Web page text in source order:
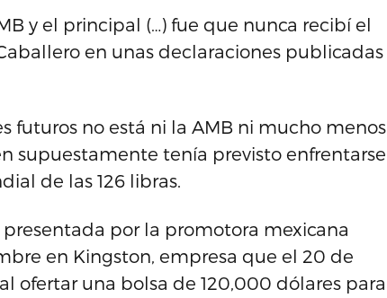
y el principal (…) fue que nunca recibí el
en unas declaraciones publicadas
futuros no está ni la AMB ni mucho menos
supuestamente tenía previsto enfrentarse
de las 126 libras.
por la promotora mexicana
en Kingston, empresa que el 20 de
ofertar una bolsa de 120,000 dólares para